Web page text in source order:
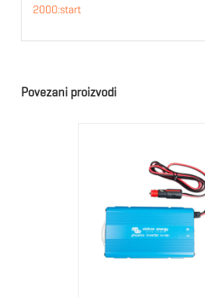
2000:start
Povezani proizvodi